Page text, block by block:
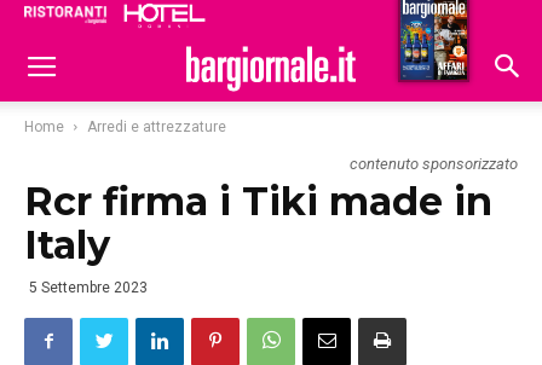
Hoteldomani
Home Arredi e attrezzature
contenuto sponsorizzato
Rcr firma i Tiki made in
Italy
5 Settembre 2023